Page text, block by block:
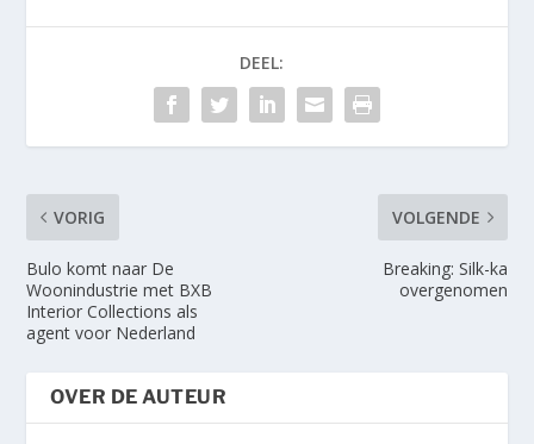
DEEL:
VORIG
Bulo komt naar De
Woonindustrie met BXB
Interior Collections als
agent voor Nederland
VOLGENDE
Breaking: Silk-ka
overgenomen
OVER DE AUTEUR